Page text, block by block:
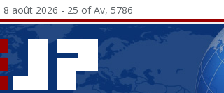
8 août 2026 - 25 of Av, 5786